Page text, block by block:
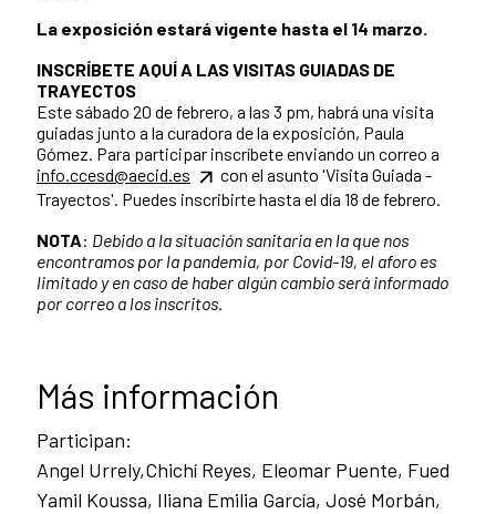
La exposición estará vigente hasta el 14 marzo.
INSCRÍBETE AQUÍ A LAS VISITAS GUIADAS DE
TRAYECTOS
Este sábado 20 de febrero, a las 3 pm, habrá una visita
guiadas junto a la curadora de la exposición, Paula
Gómez. Para participar inscríbete enviando un correo a
info.ccesd@aecid.es
con el asunto 'Visita Guiada -
Trayectos'. Puedes inscribirte hasta el día 18 de febrero.
NOTA: Debido a la situación sanitaria en la que nos
encontramos por la pandemia, por Covid-19, el aforo es
limitado y en caso de haber algún cambio será informado
por correo a los inscritos.
Más información
Participan:
Angel Urrely,Chichí Reyes, Eleomar Puente, Fued
Yamil Koussa, Iliana Emilia García, José Morbán,